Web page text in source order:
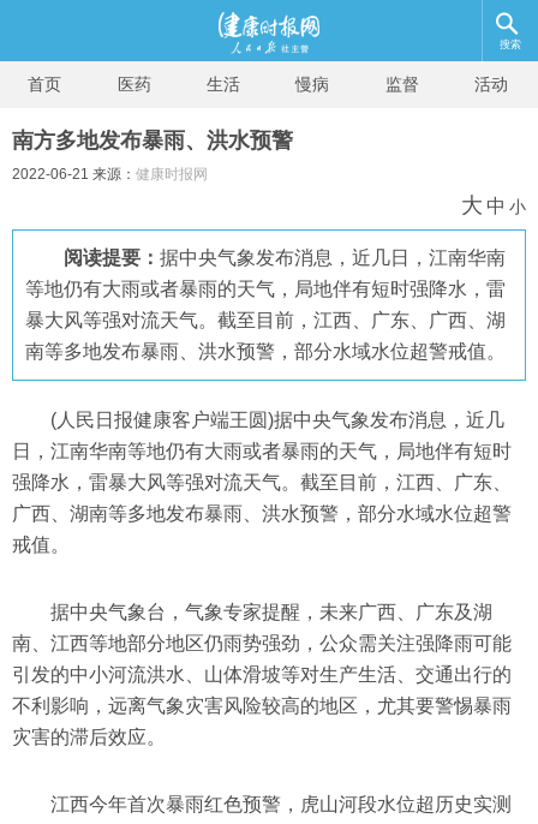
搜索
首页 医药 生活 慢病 监督 活动
南方多地发布暴雨、洪水预警
2022-06-21 来源： 健康时报网
大 中 小
阅读提要： 据中央气象发布消息，近几日，江南华南
等地仍有大雨或者暴雨的天气，局地伴有短时强降水，雷
暴大风等强对流天气。截至目前，江西、广东、广西、湖
南等多地发布暴雨、洪水预警，部分水域水位超警戒值。
(人民日报健康客户端王圆)据中央气象发布消息，近几
日，江南华南等地仍有大雨或者暴雨的天气，局地伴有短时
强降水，雷暴大风等强对流天气。截至目前，江西、广东、
广西、湖南等多地发布暴雨、洪水预警，部分水域水位超警
戒值。
据中央气象台，气象专家提醒，未来广西、广东及湖
南、江西等地部分地区仍雨势强劲，公众需关注强降雨可能
引发的中小河流洪水、山体滑坡等对生产生活、交通出行的
不利影响，远离气象灾害风险较高的地区，尤其要警惕暴雨
灾害的滞后效应。
江西今年首次暴雨红色预警，虎山河段水位超历史实测